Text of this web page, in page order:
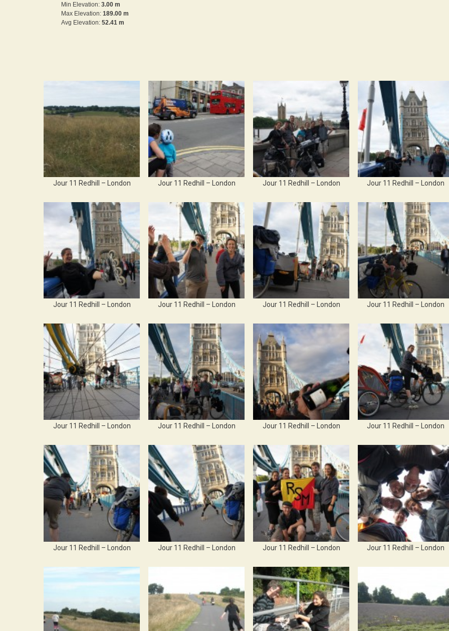
Min Elevation: 3.00 m
Max Elevation: 189.00 m
Avg Elevation: 52.41 m
Jour 11 Redhill – London Jour 11 Redhill – London Jour 11 Redhill – London Jour 11 Redhill – London
Jour 11 Redhill – London Jour 11 Redhill – London Jour 11 Redhill – London Jour 11 Redhill – London
Jour 11 Redhill – London Jour 11 Redhill – London Jour 11 Redhill – London Jour 11 Redhill – London
Jour 11 Redhill – London Jour 11 Redhill – London Jour 11 Redhill – London Jour 11 Redhill – London